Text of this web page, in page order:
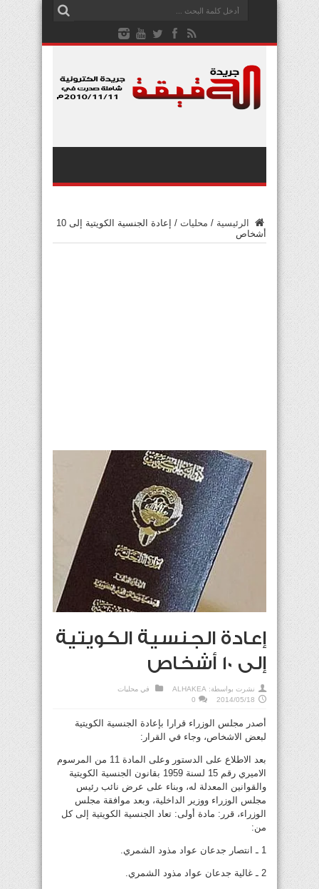
الرئيسية / محليات /
إعادة الجنسية الكويتية إلى 10
أشخاص
إعادة الجنسية الكويتية
إلى 10 أشخاص
نشرت بواسطة: ALHAKEA في محليات
2014/05/18
0
أصدر مجلس الوزراء قرارا بإعادة الجنسية الكويتية
لبعض الاشخاص، وجاء في القرار:
بعد الاطلاع على الدستور وعلى المادة 11 من المرسوم
الاميري رقم 15 لسنة 1959 بقانون الجنسية الكويتية
والقوانين المعدلة له، وبناء على عرض نائب رئيس
مجلس الوزراء ووزير الداخلية، وبعد موافقة مجلس
الوزراء، قرر: مادة أولى: تعاد الجنسية الكويتية إلى كل
من:
1 ـ انتصار جدعان عواد مذود الشمري.
2 ـ غالية جدعان عواد مذود الشمري.